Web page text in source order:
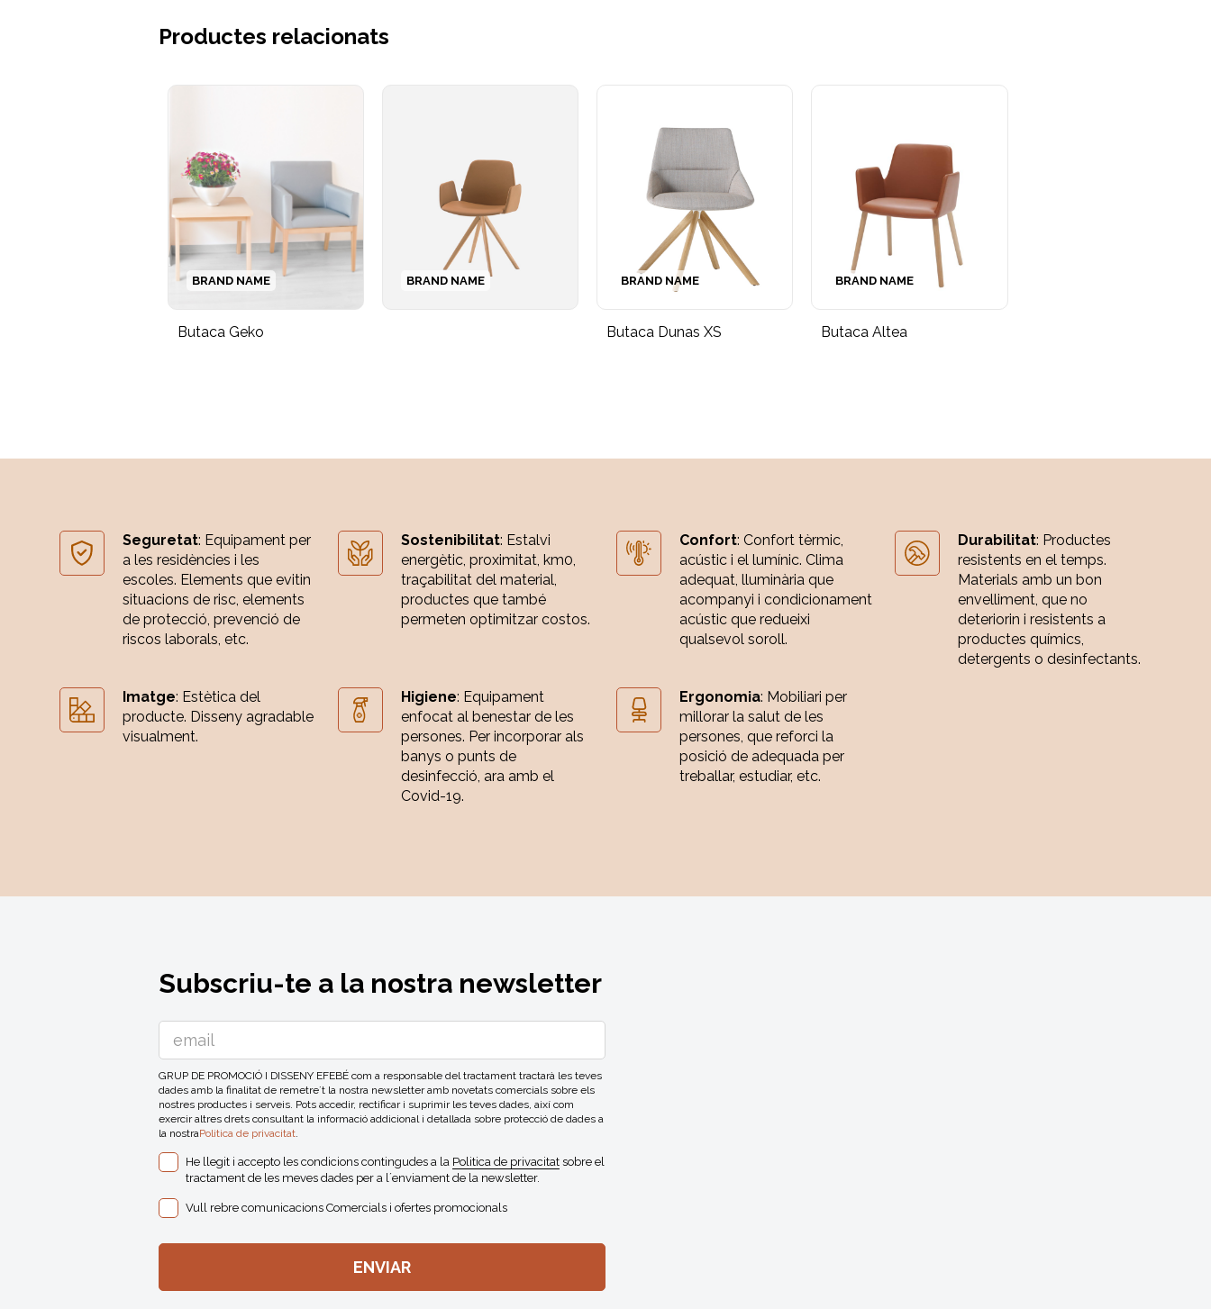
Productes relacionats
Butaca Geko
BRAND NAME BRAND NAME
Butaca Dunas XS
BRAND NAME
Butaca Altea
BRAND NAME
Seguretat: Equipament per
a les residències i les
escoles. Elements que evitin
situacions de risc, elements
de protecció, prevenció de
riscos laborals, etc.
Sostenibilitat: Estalvi
energètic, proximitat, km0,
traçabilitat del material,
productes que també
permeten optimitzar costos.
Confort: Confort tèrmic,
acústic i el lumínic. Clima
adequat, lluminària que
acompanyi i condicionament
acústic que redueixi
qualsevol soroll.
Durabilitat: Productes
resistents en el temps.
Materials amb un bon
envelliment, que no
deteriorin i resistents a
productes químics,
detergents o desinfectants.
Imatge: Estètica del
producte. Disseny agradable
visualment.
Higiene: Equipament
enfocat al benestar de les
persones. Per incorporar als
banys o punts de
desinfecció, ara amb el
Covid-19.
Ergonomia: Mobiliari per
millorar la salut de les
persones, que reforci la
posició de adequada per
treballar, estudiar, etc.
Subscriu-te a la nostra newsletter
GRUP DE PROMOCIÓ I DISSENY EFEBÉ com a responsable del tractament tractarà les teves
dades amb la finalitat de remetre´t la nostra newsletter amb novetats comercials sobre els
nostres productes i serveis. Pots accedir, rectificar i suprimir les teves dades, així com
exercir altres drets consultant la informació addicional i detallada sobre protecció de dades a
la nostraPolitica de privacitat.
He llegit i accepto les condicions contingudes a la Politica de privacitatsobre el
tractament de les meves dades per a l´enviament de la newsletter.
Vull rebre comunicacions Comercials i ofertes promocionals